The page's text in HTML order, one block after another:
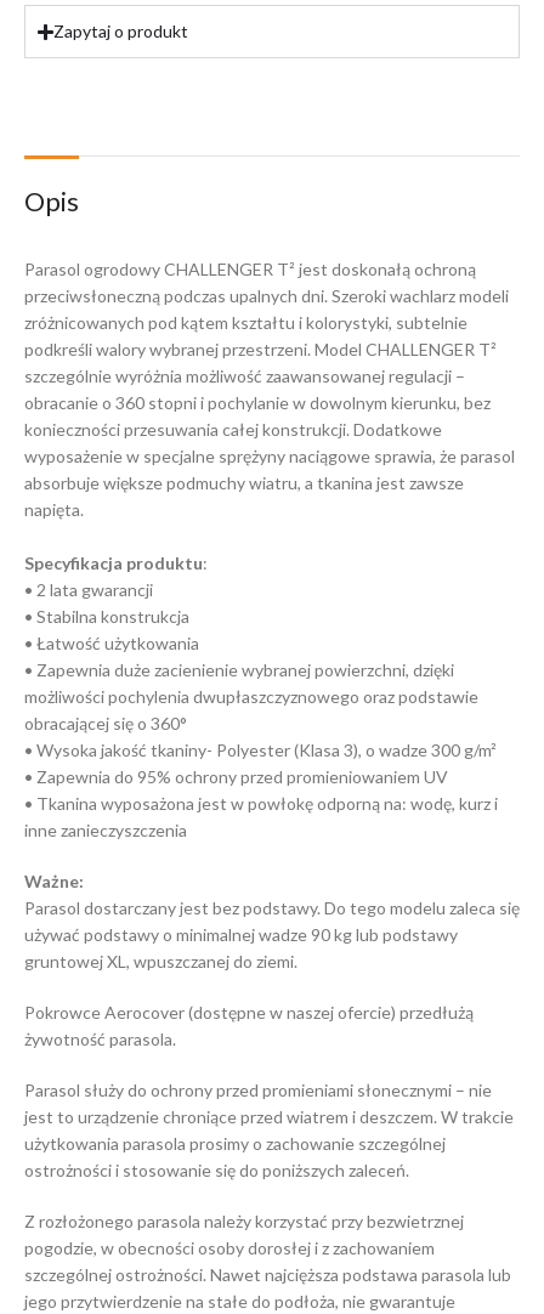
Zapytaj o produkt
Opis
Parasol ogrodowy CHALLENGER T² jest doskonałą ochroną
przeciwsłoneczną podczas upalnych dni. Szeroki wachlarz modeli
zróżnicowanych pod kątem kształtu i kolorystyki, subtelnie
podkreśli walory wybranej przestrzeni. Model CHALLENGER T²
szczególnie wyróżnia możliwość zaawansowanej regulacji –
obracanie o 360 stopni i pochylanie w dowolnym kierunku, bez
konieczności przesuwania całej konstrukcji. Dodatkowe
wyposażenie w specjalne sprężyny naciągowe sprawia, że parasol
absorbuje większe podmuchy wiatru, a tkanina jest zawsze
napięta.
Specyfikacja produktu:
• 2 lata gwarancji
• Stabilna konstrukcja
• Łatwość użytkowania
• Zapewnia duże zacienienie wybranej powierzchni, dzięki
możliwości pochylenia dwupłaszczyznowego oraz podstawie
obracającej się o 360°
• Wysoka jakość tkaniny- Polyester (Klasa 3), o wadze 300 g/m²
• Zapewnia do 95% ochrony przed promieniowaniem UV
• Tkanina wyposażona jest w powłokę odporną na: wodę, kurz i
inne zanieczyszczenia
Ważne:
Parasol dostarczany jest bez podstawy. Do tego modelu zaleca się
używać podstawy o minimalnej wadze 90 kg lub podstawy
gruntowej XL, wpuszczanej do ziemi.
Pokrowce Aerocover (dostępne w naszej ofercie) przedłużą
żywotność parasola.
Parasol służy do ochrony przed promieniami słonecznymi – nie
jest to urządzenie chroniące przed wiatrem i deszczem. W trakcie
użytkowania parasola prosimy o zachowanie szczególnej
ostrożności i stosowanie się do poniższych zaleceń.
Z rozłożonego parasola należy korzystać przy bezwietrznej
pogodzie, w obecności osoby dorosłej i z zachowaniem
szczególnej ostrożności. Nawet najcięższa podstawa parasola lub
jego przytwierdzenie na stałe do podłoża, nie gwarantuje